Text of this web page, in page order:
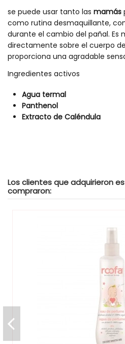
se puede usar tanto las mamás
como rutina desmaquillante,
durante el cambio del pañal. Es
directamente sobre el cuerpo
proporciona una agradable
Ingredientes activos
Agua termal
Panthenol
Extracto de Caléndula
Estilo
Genero
Los clientes que adquirieron
compraron: